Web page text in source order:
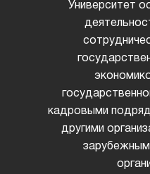
Университет
кадровыми
другими